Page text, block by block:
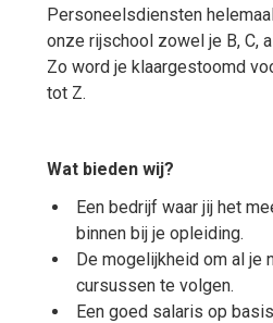
Personeelsdiensten
onze rijschool zowel je B, C,
Zo word je klaargestoomd
tot Z.
Wat bieden wij?
Een bedrijf waar jij het
binnen bij je opleiding.
De mogelijkheid om al je
cursussen te volgen.
Een goed salaris op